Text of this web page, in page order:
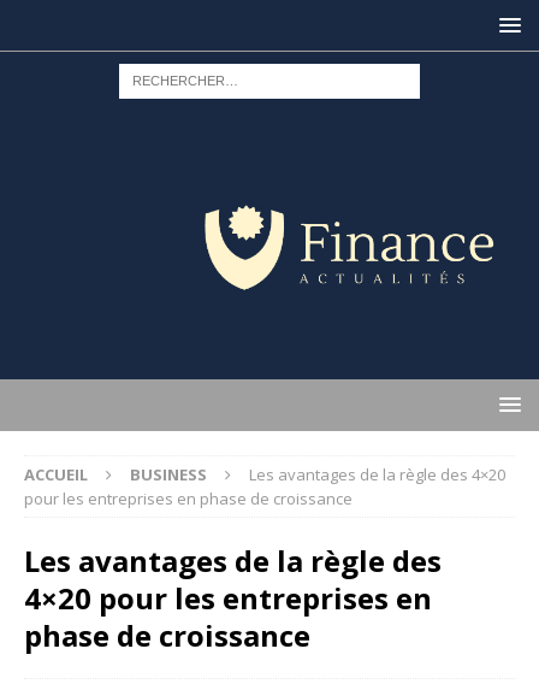
ACCUEIL BUSINESS
Les avantages de la règle des 4×20
pour les entreprises en phase de croissance
Les avantages de la règle des
4×20 pour les entreprises en
phase de croissance